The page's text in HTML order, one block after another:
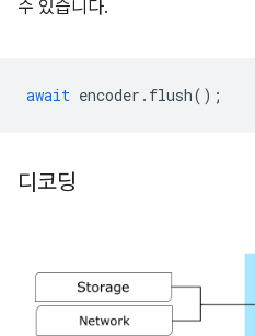
수 있습니다.
await encoder . flush();
디코딩